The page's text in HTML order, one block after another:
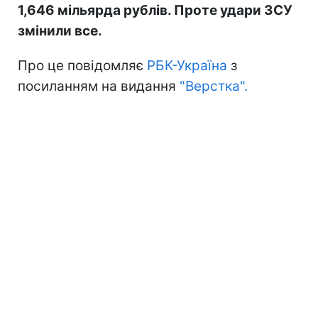
1,646 мільярда рублів. Проте удари ЗСУ
змінили все.
Про це повідомляє РБК-Україна з
посиланням на видання "Верстка".